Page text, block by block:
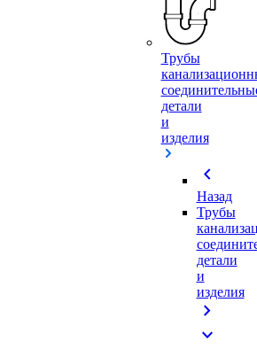
Трубы
детали
и
изделия
chevron_left
Назад
Трубы
детали
и
изделия
chevron_right
expand_more